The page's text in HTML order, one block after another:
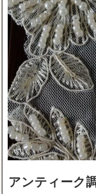
アンティーク